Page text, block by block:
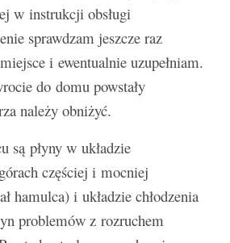
w instrukcji obsługi
sprawdzam jeszcze raz
i ewentualnie uzupełniam.
do domu powstały
należy obniżyć.
są płyny w układzie
częściej i mocniej
hamulca) i układzie chłodzenia
problemów z rozruchem